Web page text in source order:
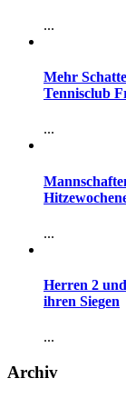
...
Mehr
Tennisclub
...
...
Herren 2
ihren Siegen
...
Archiv